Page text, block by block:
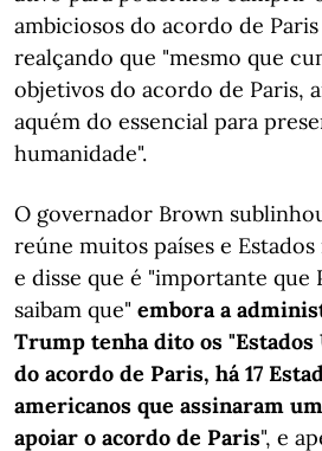
ambiciosos do acordo de
realçando que "mesmo que
objetivos do acordo de Paris,
aquém do essencial para
humanidade".
O governador Brown
reúne muitos países e
e disse que é "importante que
saibam que" embora a
Trump tenha dito os
do acordo de Paris, há 17
americanos que assinaram
apoiar o acordo de Paris", e